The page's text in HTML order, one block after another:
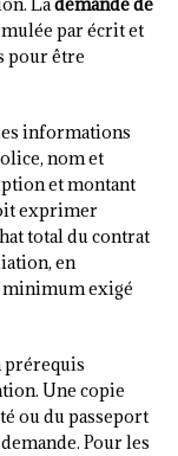
Lademande de
par écrit et
pour être
informations
nom et
et montant
exprimer
total du contrat
en
minimum exigé
prérequis
Une copie
ou du passeport
Pour les